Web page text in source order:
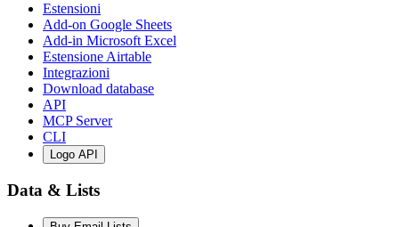
Estensioni
Add-on Google Sheets
Add-in Microsoft Excel
Estensione Airtable
Integrazioni
Download database
API
MCP Server
CLI
Logo API
Data & Lists